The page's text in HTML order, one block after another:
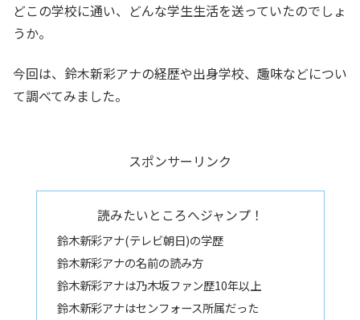
どこの学校に通い、どんな学生生活を送っていたのでしょ
うか。
今回は、鈴木新彩アナの経歴や出身学校、趣味などについ
て調べてみました。
スポンサーリンク
読みたいところへジャンプ！
鈴木新彩アナ(テレビ朝日)の学歴
鈴木新彩アナの名前の読み方
鈴木新彩アナは乃木坂ファン歴10年以上
鈴木新彩アナはセンフォース所属だった